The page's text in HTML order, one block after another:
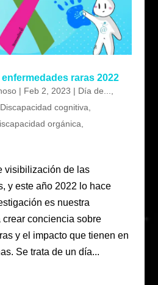
raras 2022
| Feb 2, 2023 | Día de...
Discapacidad cognitiva
orgánica
visibilización de las
y este año 2022 lo hace
es nuestra
conciencia sobre
y el impacto que tienen en
Se trata de un día...